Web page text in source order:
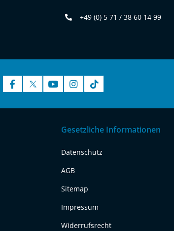
+49 (0) 5 71 / 38 60 14 99
Gesetzliche Informationen
Datenschutz
AGB
Sitemap
Impressum
Widerrufsrecht